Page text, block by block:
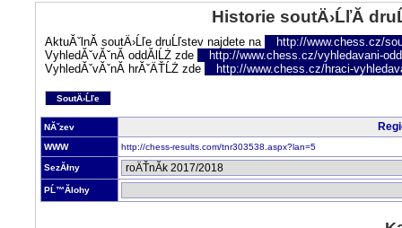
Historie soutÄ›ĹľĂ­
AktuĂˇlnĂ­ soutÄ›Ĺľe druĹľstev najdete na
http://www.chess.cz/
VyhledĂˇvĂˇnĂ­ oddĂ­lĹŻ zde
http://www.chess.cz/vyhledavani-
VyhledĂˇvĂˇnĂ­ hrĂˇÄŤĹŻ zde
http://www.chess.cz/hraci-
SoutÄ›Ĺľe
NĂˇzev
WWW http://chess-results.com/tnr303538.aspx?lan=5
SezĂłny
PĹ™Ă­lohy